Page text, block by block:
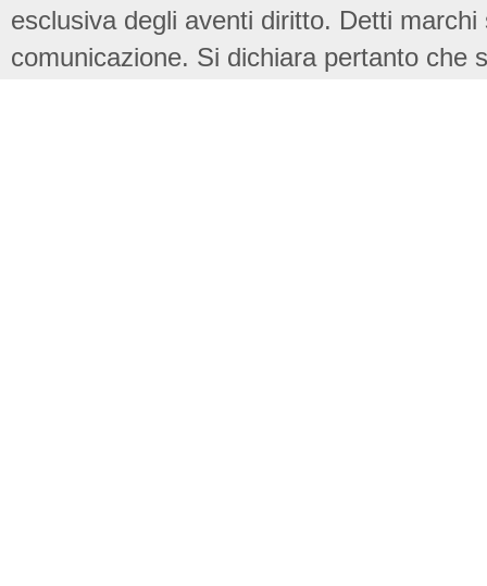
esclusiva degli aventi diritto. Detti
comunicazione. Si dichiara pertanto che